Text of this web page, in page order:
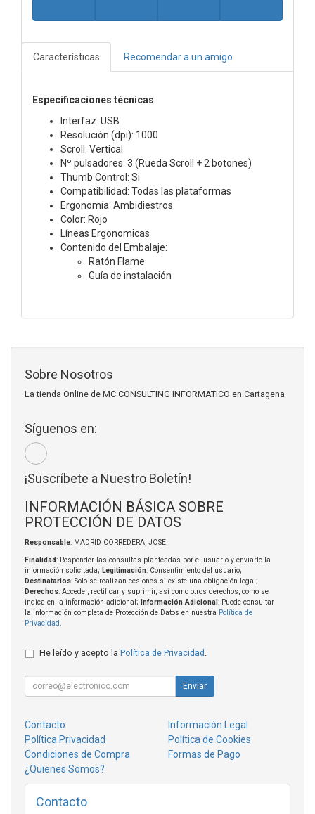
Características Recomendar a un amigo
Especificaciones técnicas
Interfaz: USB
Resolución (dpi): 1000
Scroll: Vertical
Nº pulsadores: 3 (Rueda Scroll + 2 botones)
Thumb Control: Si
Compatibilidad: Todas las plataformas
Ergonomía: Ambidiestros
Color: Rojo
Líneas Ergonomicas
Contenido del Embalaje:
Ratón Flame
Guía de instalación
Sobre Nosotros
La tienda Online de MC CONSULTING INFORMATICO en Cartagena
Síguenos en:
¡Suscríbete a Nuestro Boletín!
INFORMACIÓN BÁSICA SOBRE
PROTECCIÓN DE DATOS
Responsable: MADRID CORREDERA, JOSE
Finalidad: Responder las consultas planteadas por el usuario y enviarle la
información solicitada; Legitimación: Consentimiento del usuario;
Destinatarios: Solo se realizan cesiones si existe una obligación legal;
Derechos: Acceder, rectificar y suprimir, así como otros derechos, como se
indica en la información adicional;
Información Adicional : Puede consultar
la información completa de Protección de Datos en nuestra Política de
Privacidad
He leído y acepto la Política de Privacidad
Enviar
Contacto
Información Legal
Política Privacidad
Política de Cookies
Condiciones de Compra
Formas de Pago
¿Quienes Somos?
Contacto